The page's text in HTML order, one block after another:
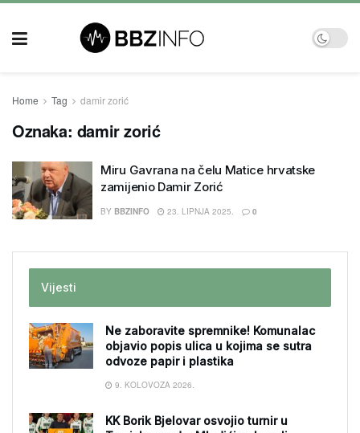
Home Tag damir zorić
Oznaka: damir zorić
Miru Gavrana na čelu Matice hrvatske
zamijenio Damir Zorić
BY BBZINFO 23. LIPNJA 2025. 0
Vijesti
Ne zaboravite spremnike! Komunalac
objavio popis ulica u kojima se sutra
odvoze papir i plastika
9. KOLOVOZA 2026.
KK Borik Bjelovar osvojio turnir u